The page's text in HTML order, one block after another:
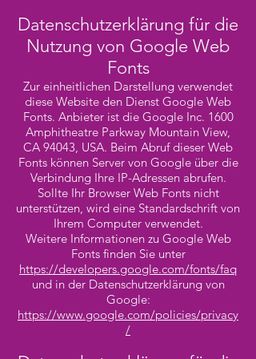
Datenschutzerklärung für die
Nutzung von Google Web
Fonts
Zur einheitlichen Darstellung verwendet
diese Website den Dienst Google Web
Fonts. Anbieter ist die Google Inc. 1600
Amphitheatre Parkway Mountain View,
CA 94043, USA. Beim Abruf dieser Web
Fonts können Server von Google über die
Verbindung Ihre IP-Adressen abrufen.
Sollte Ihr Browser Web Fonts nicht
unterstützen, wird eine Standardschrift von
Ihrem Computer verwendet.
Weitere Informationen zu Google Web
Fonts finden Sie unter
https://developers.google.com/fonts/faq
und in der Datenschutzerklärung von
Google:
https://www.google.com/policies/privacy
/